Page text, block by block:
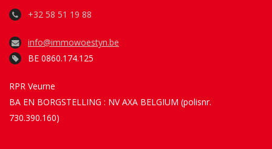
+32 58 51 19 88
info@immowoestyn.be
BE 0860.174.125
RPR Veurne
BA EN BORGSTELLING : NV AXA BELGIUM (polisnr.
730.390.160)